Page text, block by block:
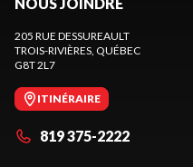
205 RUE DESSUREAULT
TROIS-RIVIÈRES , QUÉBEC
G8T 2L7
ITINÉRAIRE
819 375-2222